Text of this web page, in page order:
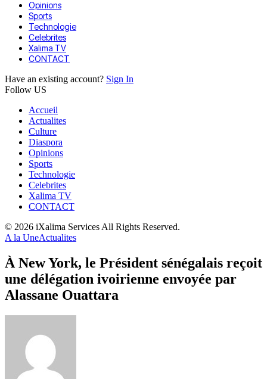
Opinions
Sports
Technologie
Celebrites
Xalima TV
CONTACT
Have an existing account? Sign In
Follow US
Accueil
Actualites
Culture
Diaspora
Opinions
Sports
Technologie
Celebrites
Xalima TV
CONTACT
© 2026 iXalima Services All Rights Reserved.
A la UneActualites
À New York, le Président sénégalais reçoit
une délégation ivoirienne envoyée par
Alassane Ouattara